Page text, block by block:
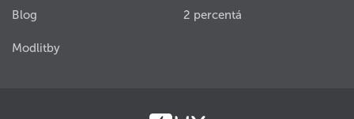
Blog
Modlitby
2 percentá